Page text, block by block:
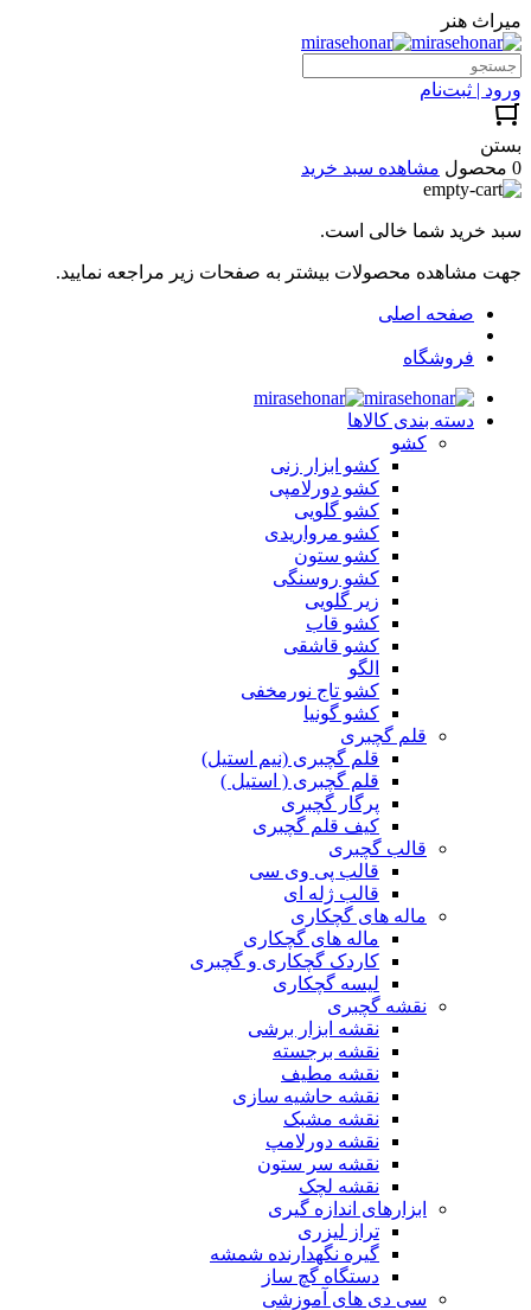
میراث هنر
ورود | ثبت‌نام
بستن
0 محصول
مشاهده سبد خرید
سبد خرید شما خالی است.
جهت مشاهده محصولات بیشتر به صفحات زیر مراجعه نمایید.
صفحه اصلی
فروشگاه
دسته بندی کالاها
کشو
کشو ابزار زنی
کشو دورلامپی
کشو گلویی
کشو مرواریدی
کشو ستون
کشو روسنگی
زیر گلویی
کشو قاب
کشو قاشقی
الگو
کشو تاج نورمخفی
کشو گونیا
قلم گچبری
قلم گچبری (نیم استیل)
قلم گچبری ( استیل )
پرگار گچبری
کیف قلم گچبری
قالب گچبری
قالب پی وی سی
قالب ژله ای
ماله های گچکاری
ماله های گچکاری
کاردک گچکاری و گچبری
لیسه گچکاری
نقشه گچبری
نقشه ابزار برشی
نقشه برجسته
نقشه مطیف
نقشه حاشیه سازی
نقشه مشبک
نقشه دورلامپ
نقشه سر ستون
نقشه لچک
ابزارهای اندازه گیری
تراز لیزری
گیره نگهدارنده شمشه
دستگاه گچ ساز
سی دی های آموزشی